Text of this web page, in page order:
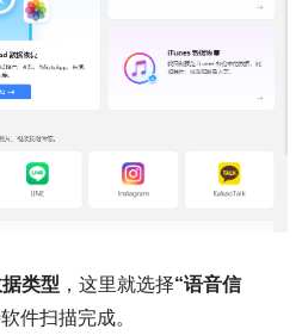
类型 ，这里就选择“语音信
件扫描完成。